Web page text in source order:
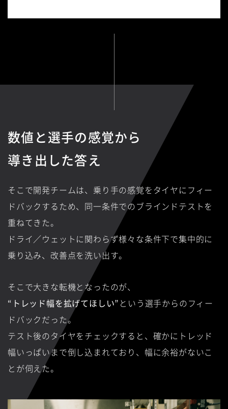
数値と選手の感覚から
導き出した答え
そこで開発チームは、乗り手の感覚をタイヤにフィー
ドバックするため、同一条件でのブラインドテストを
重ねてきた。
ドライ／ウェットに関わらず様々な条件下で集中的に
乗り込み、改善点を洗い出す。
そこで大きな転機となったのが、
“トレッド幅を拡げてほしい” という選手からのフィー
ドバックだった。
テスト後のタイヤをチェックすると、確かにトレッド
幅いっぱいまで倒し込まれており、幅に余裕がないこ
とが伺えた。